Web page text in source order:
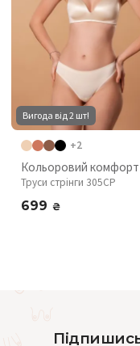
Вигода від 2 шт!
+2
Кольоровий
Труси стрінги 305CP
699 ₴